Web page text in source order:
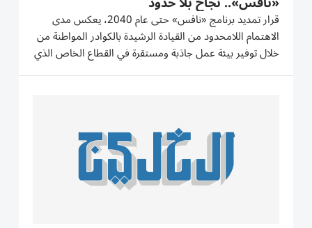
قرار تمديد برنامج «نافس» حتى عام 2040، يعكس مدى
الاهتمام اللامحدود من القيادة الرشيدة بالكوادر المواطنة من
خلال توفير بيئة عمل جاذبة ومستقرة في القطاع الخاص الذي
يعد شريكاً أساسياً وفاعلاً في مسيرة التطوير وتحقيق